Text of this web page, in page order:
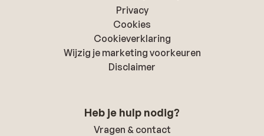
Privacy
Cookies
Cookieverklaring
Wijzig je marketing voorkeuren
Disclaimer
Heb je hulp nodig?
Vragen & contact